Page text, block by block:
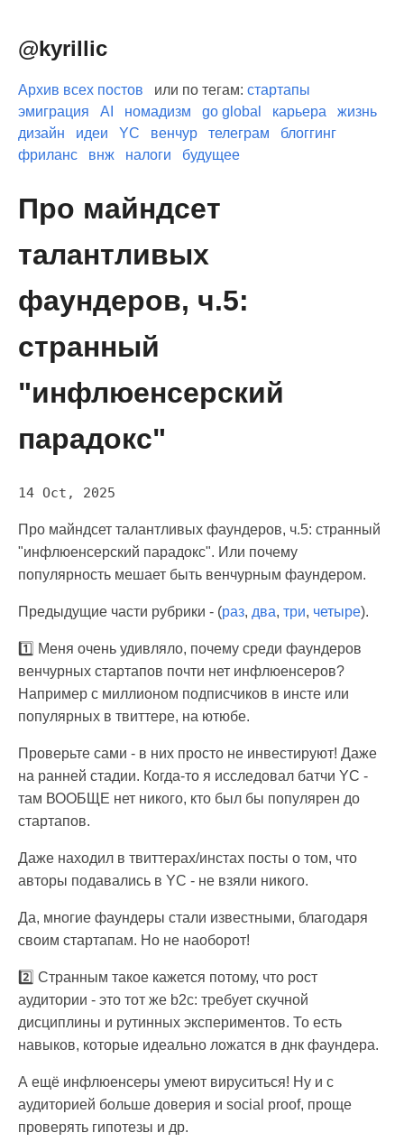
@kyrillic
Архив всех постов или по тегам: стартапы
эмиграция
AI номадизм go global карьера
жизнь
дизайн
идеи YC венчур телеграм
блоггинг
фриланс
внж налоги будущее
Про майндсет
талантливых
фаундеров, ч.5:
странный
"инфлюенсерский
парадокс"
14 Oct, 2025
Про майндсет талантливых фаундеров, ч.5: странный
"инфлюенсерский парадокс". Или почему
популярность мешает быть венчурным фаундером.
Предыдущие части рубрики - (раз, два, три, четыре).
1️⃣ Меня очень удивляло, почему среди фаундеров
венчурных стартапов почти нет инфлюенсеров?
Например с миллионом подписчиков в инсте или
популярных в твиттере, на ютюбе.
Проверьте сами - в них просто не инвестируют! Даже
на ранней стадии. Когда-то я исследовал батчи YC -
там ВООБЩЕ нет никого, кто был бы популярен до
стартапов.
Даже находил в твиттерах/инстах посты о том, что
авторы подавались в YC - не взяли никого.
Да, многие фаундеры стали известными, благодаря
своим стартапам. Но не наоборот!
2️⃣ Странным такое кажется потому, что рост
аудитории - это тот же b2c: требует скучной
дисциплины и рутинных экспериментов. То есть
навыков, которые идеально ложатся в днк фаундера.
А ещё инфлюенсеры умеют вируситься! Ну и с
аудиторией больше доверия и social proof, проще
проверять гипотезы и др.